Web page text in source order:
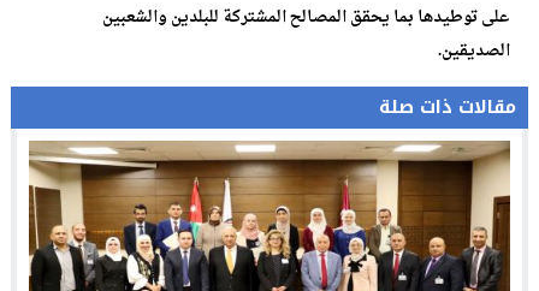
على توطيدها بما يحقق المصالح المشتركة للبلدين والشعبين
الصديقين.
مقالات ذات صلة